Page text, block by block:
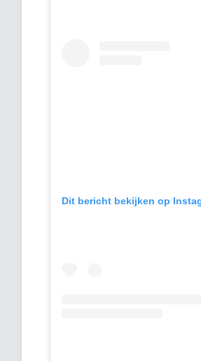
Dit bericht bekijken op